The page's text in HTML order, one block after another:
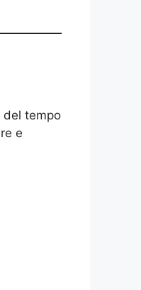
del tempo
e